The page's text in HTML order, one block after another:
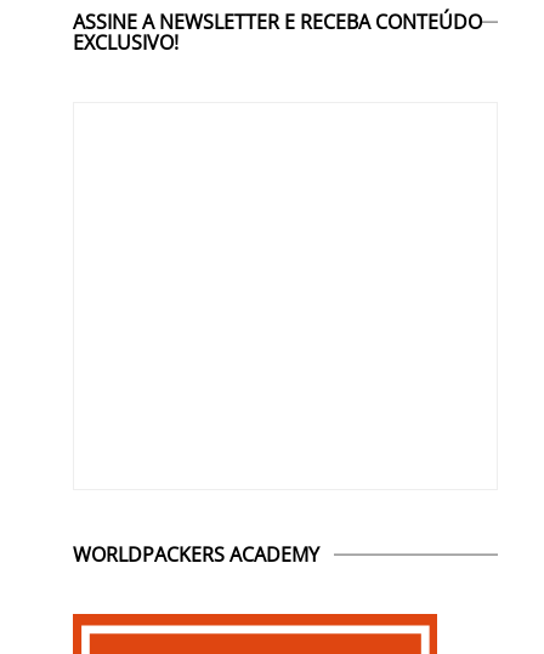
ASSINE A NEWSLETTER E RECEBA CONTEÚDO
EXCLUSIVO!
WORLDPACKERS ACADEMY